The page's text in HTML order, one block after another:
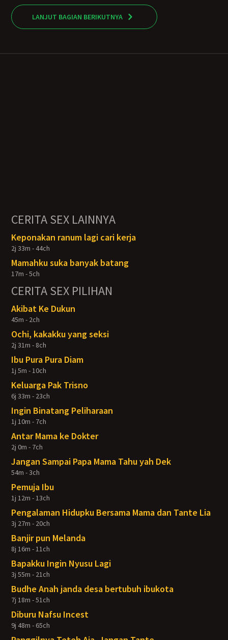
LANJUT BAGIAN BERIKUTNYA
CERITA SEX LAINNYA
Keponakan ranum lagi cari kerja
2j 33m - 44ch
Mamahku suka banyak batang
17m - 5ch
CERITA SEX PILIHAN
Akibat Ke Dukun
45m - 2ch
Ochi, kakakku yang seksi
2j 31m - 8ch
Ibu Pura Pura Diam
1j 5m - 10ch
Keluarga Pak Trisno
6j 33m - 23ch
Ingin Binatang Peliharaan
1j 10m - 7ch
Antar Mama ke Dokter
2j 0m - 7ch
Jangan Sampai Papa Mama Tahu yah Dek
54m - 3ch
Pemuja Ibu
1j 12m - 13ch
Pengalaman Hidupku Bersama Mama dan Tante Lia
3j 27m - 20ch
Banjir pun Melanda
8j 16m - 11ch
Bapakku Ingin Nyusu Lagi
3j 55m - 21ch
Budhe Anah janda desa bertubuh ibukota
7j 18m - 51ch
Diburu Nafsu Incest
9j 48m - 65ch